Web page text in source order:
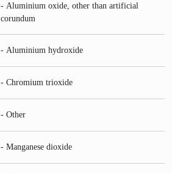
- Aluminium oxide, other than artificial
corundum
- Aluminium hydroxide
- Chromium trioxide
- Other
- Manganese dioxide